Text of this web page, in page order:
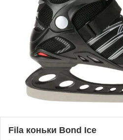
Fila коньки Bond Ice